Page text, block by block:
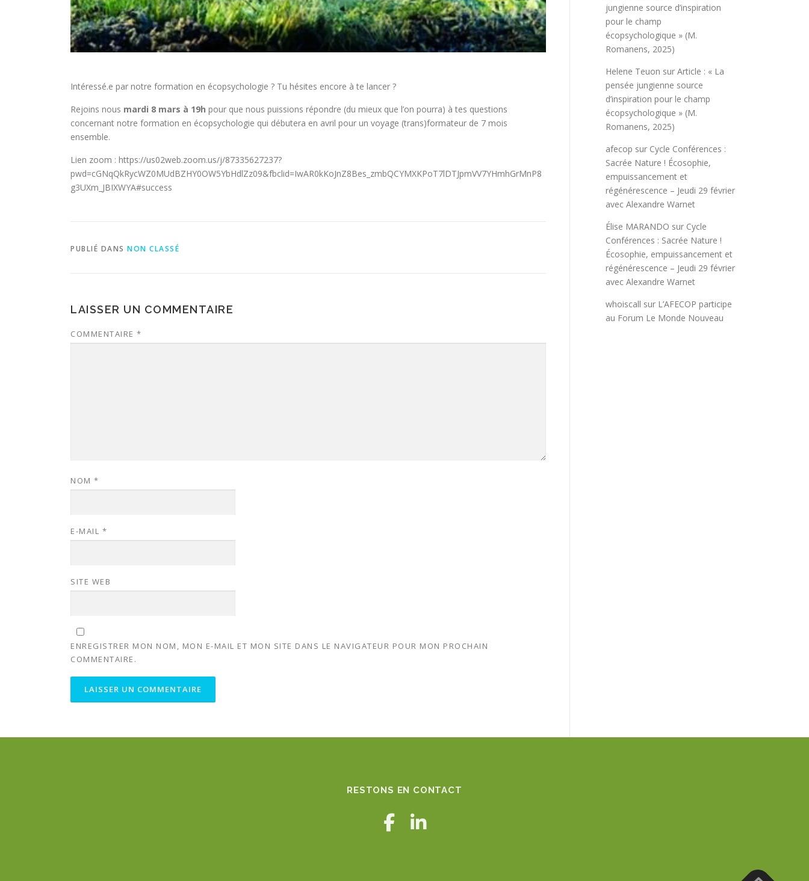
Intéressé.e par notre formation en écopsychologie ? Tu hésites encore à te lancer ?
Rejoins nous mardi 8 mars à 19h pour que nous puissions répondre (du mieux que l’on pourra) à tes questions
concernant notre formation en écopsychologie qui débutera en avril pour un voyage (trans)formateur de 7 mois
ensemble.
Lien zoom : https://us02web.zoom.us/j/87335627237?
pwd=cGNqQkRycWZ0MUdBZHY0OW5YbHdlZz09&fbclid=IwAR0kKoJnZ8Bes_zmbQCYMXKPoT7lDTJpmVV7YHmhGrMnP8
g3UXm_JBIXWYA#success
PUBLIÉ DANS NON CLASSÉ
LAISSER UN COMMENTAIRE
COMMENTAIRE *
NOM *
E-MAIL *
SITE WEB
ENREGISTRER MON NOM, MON E-MAIL ET MON SITE DANS LE NAVIGATEUR POUR MON PROCHAIN
COMMENTAIRE.
jungienne source d’inspiration
pour le champ
écopsychologique » (M.
Romanens, 2025)
Helene Teuon sur Article : « La
pensée jungienne source
d’inspiration pour le champ
écopsychologique » (M.
Romanens, 2025)
afecop sur Cycle Conférences :
Sacrée Nature ! Écosophie,
empuissancement et
régénérescence – Jeudi 29 février
avec Alexandre Warnet
Élise MARANDO sur Cycle
Conférences : Sacrée Nature !
Écosophie, empuissancement et
régénérescence – Jeudi 29 février
avec Alexandre Warnet
whoiscall sur L’AFECOP participe
au Forum Le Monde Nouveau
RESTONS EN CONTACT